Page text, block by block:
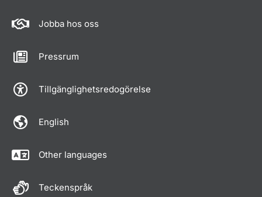
Jobba hos oss
Pressrum
Tillgänglighetsredogörelse
English
Other languages
Teckenspråk